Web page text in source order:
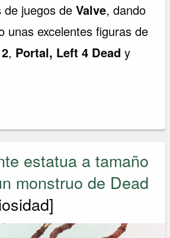
de juegos deValve, dando
unas excelentes figuras de
, Portal, Left 4 Deady
estatua a tamaño
monstruo de Dead